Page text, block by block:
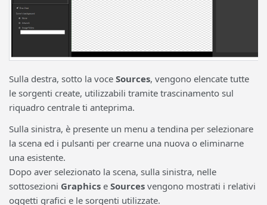
Sulla destra, sotto la voce Sources, vengono elencate tutte
le sorgenti create, utilizzabili tramite trascinamento sul
riquadro centrale ti anteprima.
Sulla sinistra, è presente un menu a tendina per selezionare
la scena ed i pulsanti per crearne una nuova o eliminarne
una esistente.
Dopo aver selezionato la scena, sulla sinistra, nelle
sottosezioni Graphics e Sources vengono mostrati i relativi
oggetti grafici e le sorgenti utilizzate.